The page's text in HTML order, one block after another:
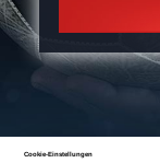
Cookie-Einstellungen